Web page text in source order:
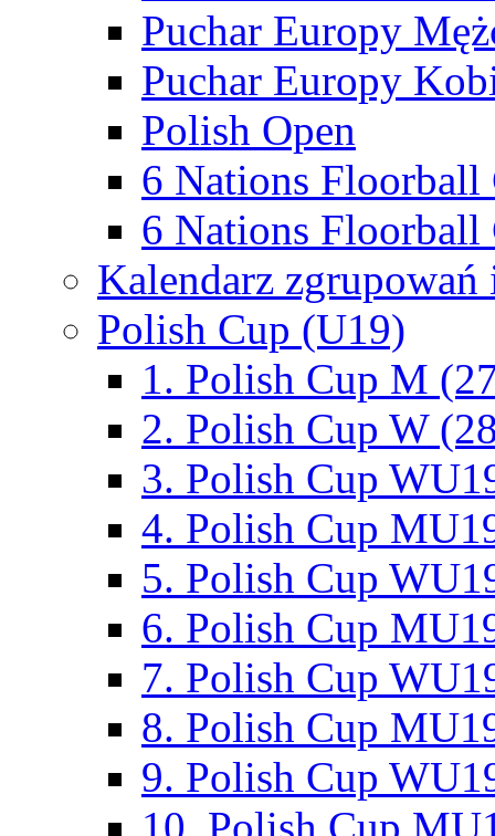
Puchar Europy
Puchar Europy
Polish Open
6 Nations Floorball
6 Nations Floorball
Kalendarz
Polish Cup (U19)
1. Polish Cup M
2. Polish Cup W
3. Polish Cup
4. Polish Cup
5. Polish Cup
6. Polish Cup
7. Polish Cup
8. Polish Cup
9. Polish Cup
10. Polish Cup